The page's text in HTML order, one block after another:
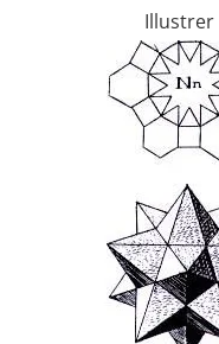
Illustrer